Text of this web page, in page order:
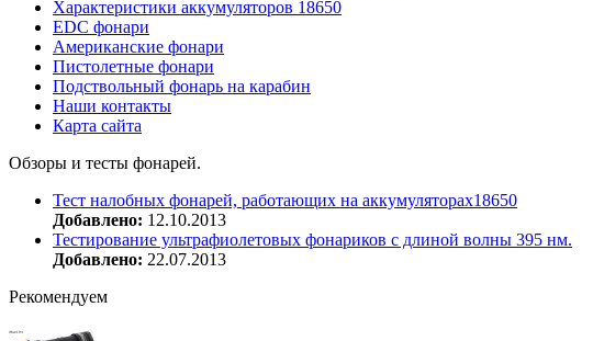
Характеристики аккумуляторов 18650
EDC фонари
Американские фонари
Пистолетные фонари
Подствольный фонарь на карабин
Наши контакты
Карта сайта
Обзоры и тесты фонарей.
Тест налобных фонарей, работающих на аккумуляторах18650
Добавлено: 12.10.2013
Тестирование ультрафиолетовых фонариков с длиной волны 395 нм.
Добавлено: 22.07.2013
Рекомендуем